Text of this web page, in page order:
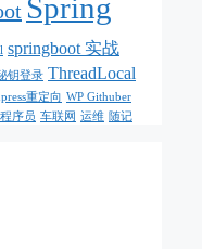
Spring
springboot 实战
钥登录 ThreadLocal
重定向 WP Githuber
程序员 车联网 运维 随记